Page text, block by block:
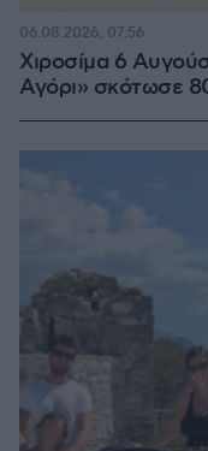
Χιροσίμα 6
Αγόρι» σκότωσε
06.08.2026, 07:56